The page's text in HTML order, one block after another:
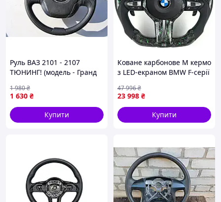
Руль ВАЗ 2101 - 2107
ТЮНИНГ! (модель - Гранд
Завод) Диаметр ф35см ПД
153712
1 630 ₴
1 980₴
Купити
Коване карбонове M кермо
з LED-екраном BMW F-серії
Performance руль F20 F21
F22 F23 F30 F31 F32 F33 F36
X3
23 998 ₴
47 996₴
Купити